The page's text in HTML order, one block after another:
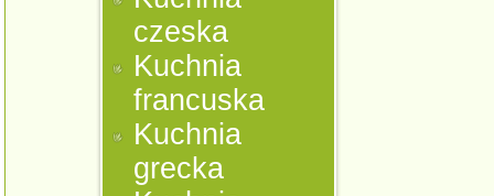
czeska
Kuchnia
francuska
Kuchnia
grecka